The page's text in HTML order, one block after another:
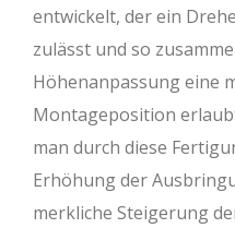
entwickelt, der ein
zulässt und so
Höhenanpassung eine
Montageposition
man durch diese
Erhöhung der
merkliche Steigerung